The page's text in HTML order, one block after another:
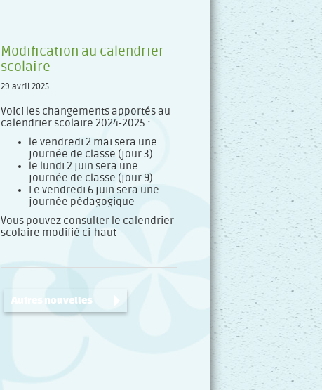
Modification au calendrier
scolaire
29 avril 2025
Voici les changements apportés au
calendrier scolaire 2024-2025 :
le vendredi 2 mai sera une
journée de classe (jour 3)
le lundi 2 juin sera une
journée de classe (jour 9)
Le vendredi 6 juin sera une
journée pédagogique
Vous pouvez consulter le calendrier
scolaire modifié ci-haut
Autres nouvelles